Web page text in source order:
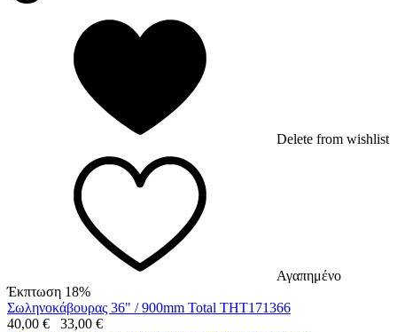
Delete from wishlist
Αγαπημένο
Έκπτωση 18%
Σωληνοκάβουρας 36" / 900mm Total THT171366
40,00 € 33,00 €